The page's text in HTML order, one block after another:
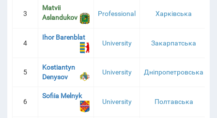
ТАБЛИЦЯ
3
Matvii
Aslandukov
Professional Харківська
4
Ihor Barenblat
University Закарпатська
5
Kostiantyn
Denysov
University Дніпропетровська
6
Sofiia Melnyk
University Полтавська